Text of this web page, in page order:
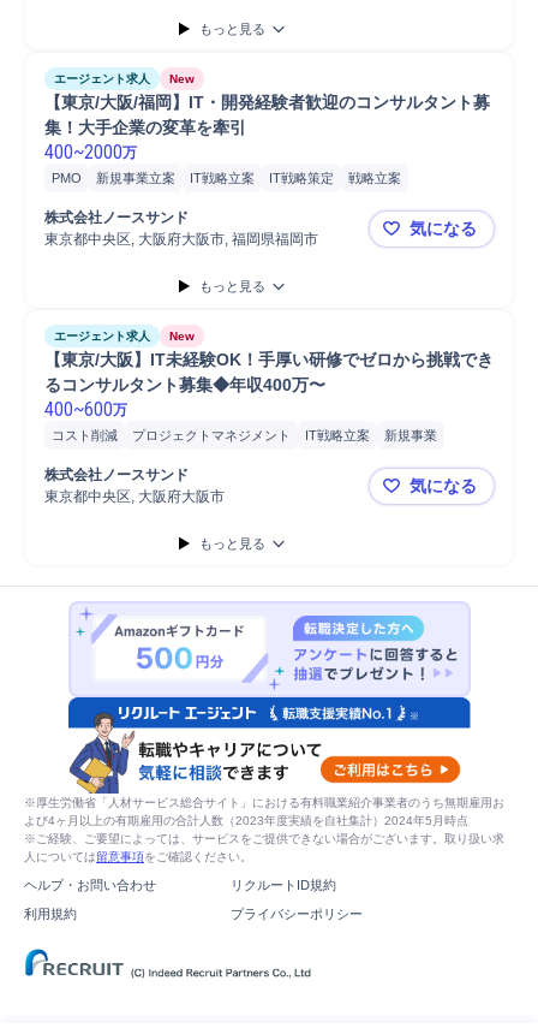
もっと見る
エージェント求人 New
【東京/大阪/福岡】IT・開発経験者歓迎のコンサルタント募
集！大手企業の変革を牽引
400~2000万
PMO 新規事業立案 IT戦略立案 IT戦略策定
戦略立案
プロジェクトマネジメント
コンサルティング業務
コンサルタント 戦略提案
システム設計
シニアマネージャー
マネジメント
マネージャー
要件定義
戦略策定コンサルティング 事業戦略立案 事業戦略策定
株式会社ノースサンド
東京都中央区, 大阪府大阪市, 福岡県福岡市
【東京/大阪
気になる
もっと見る
エージェント求人 New
【東京/大阪】IT未経験OK！手厚い研修でゼロから挑戦でき
るコンサルタント募集◆年収400万〜
400~600万
コスト削減 プロジェクトマネジメント IT戦略立案
新規事業
コンサルティング業務
新規事業立案
業務設計 開発 PMO
戦略立案
プロジェクトマネージャー
プロジェクト企画提案
株式会社ノースサンド
東京都中央区, 大阪府大阪市
【東京/大
気になる
もっと見る
※厚生労働省「人材サービス総合サイト」における有料職業紹介事業者のうち無期雇用お
よび4ヶ月以上の有期雇用の合計人数（2023年度実績を自社集計）2024年5月時点
※ご経験、ご要望によっては、サービスをご提供できない場合がございます。取り扱い求
人については留意事項をご確認ください。
ヘルプ・お問い合わせ
リクルートID規約
利用規約
プライバシーポリシー